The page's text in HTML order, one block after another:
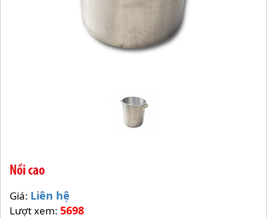
Nồi cao
Giá: Liên hệ
Lượt xem: 5698